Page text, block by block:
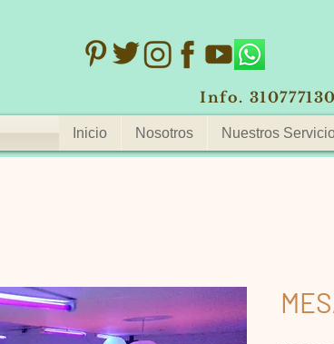
Info.
Inicio Nosotros Nuestros